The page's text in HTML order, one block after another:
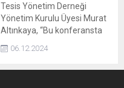
edebilecek.
Tesis Yönetim Derneği
Yönetim Kurulu Üyesi Murat
Altınkaya, “Bu konferansta
dijital süreçlerin
06.12.2024